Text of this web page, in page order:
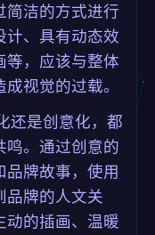
简洁的方式进行
计、具有动态效
等，应该与整体
视觉的过载。
还是创意化，都
鸣。通过创意的
品牌故事，使用
品牌的人文关
动的插画、温暖